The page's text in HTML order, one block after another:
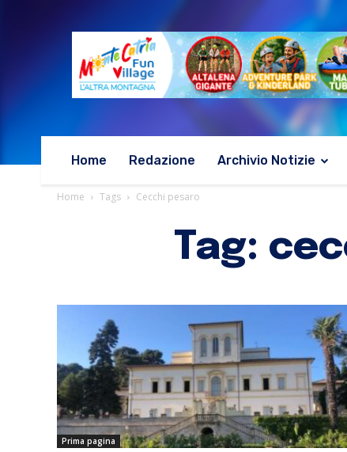
Home Redazione Archivio Notizie
Home Tags Cecchi pesaro
Tag:
Prima pagina